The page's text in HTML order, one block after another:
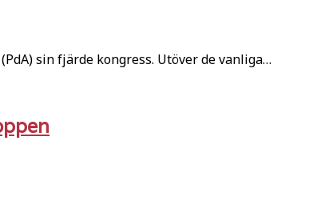
sin fjärde kongress. Utöver de vanliga…